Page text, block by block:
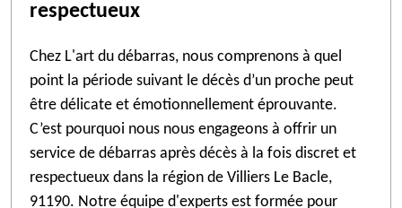
respectueux
Chez L'art du débarras, nous comprenons à quel
point la période suivant le décès d’un proche peut
être délicate et émotionnellement éprouvante.
C’est pourquoi nous nous engageons à offrir un
service de débarras après décès à la fois discret et
respectueux dans la région de Villiers Le Bacle,
91190. Notre équipe d'experts est formée pour